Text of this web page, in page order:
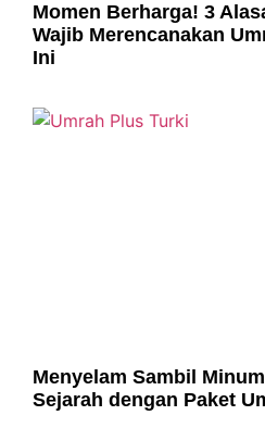
Momen Berharga! 3
Wajib Merencanakan
Ini
Menyelam Sambil
Sejarah dengan Paket